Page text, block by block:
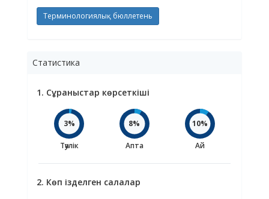
Терминологиялық бюллетень
Статистика
1. Сұраныстар көрсеткіші
3%
Тәулік
8%
Апта
10%
Ай
2. Көп ізделген салалар